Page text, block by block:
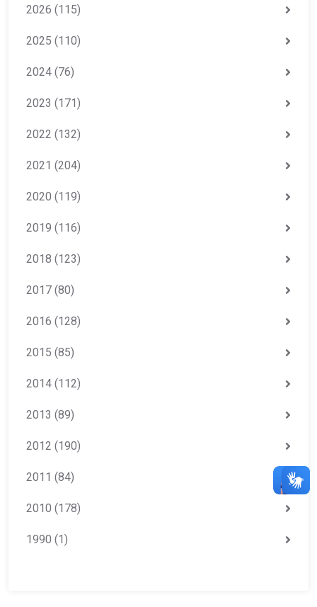
2026 (115)
2025 (110)
2024 (76)
2023 (171)
2022 (132)
2021 (204)
2020 (119)
2019 (116)
2018 (123)
2017 (80)
2016 (128)
2015 (85)
2014 (112)
2013 (89)
2012 (190)
2011 (84)
2010 (178)
1990 (1)